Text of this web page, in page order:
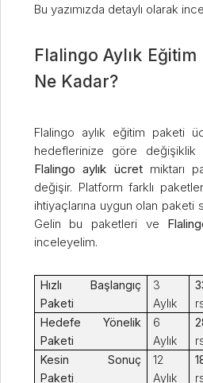
Bu yazımızda detaylı olarak
Flalingo Aylık Eğitim
Ne Kadar?
Flalingo aylık eğitim paketi
hedeflerinize göre
Flalingo aylık ücretmiktarı
değişir. Platform farklı paketler
ihtiyaçlarına uygun olan paketi
Gelin bu paketleri ve
inceleyelim.
Hızlı Başlangıç
Paketi
3
Aylık
Hedefe Yönelik
Paketi
6
Aylık
Kesin Sonuç
Paketi
12
Aylık